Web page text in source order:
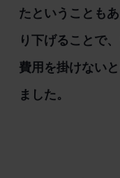
たということも
り下げることで
費用を掛けない
ました。